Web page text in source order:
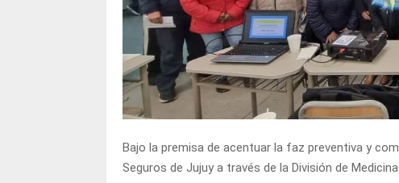
Bajo la premisa de acentuar la faz preventiva y
Seguros de Jujuy a través de la División de